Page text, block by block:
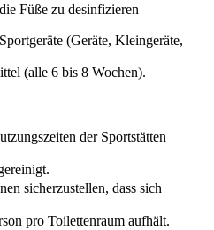
Füße zu desinfizieren
(Geräte, Kleingeräte,
(alle 6 bis 8 Wochen).
der Sportstätten
sicherzustellen, dass sich
pro Toilettenraum aufhält.